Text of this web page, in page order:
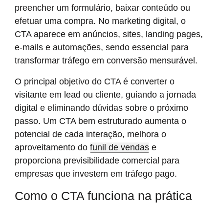
preencher um formulário, baixar conteúdo ou
efetuar uma compra. No marketing digital, o
CTA aparece em anúncios, sites, landing pages,
e-mails e automações, sendo essencial para
transformar tráfego em conversão mensurável.
O principal objetivo do CTA é converter o
visitante em lead ou cliente, guiando a jornada
digital e eliminando dúvidas sobre o próximo
passo. Um CTA bem estruturado aumenta o
potencial de cada interação, melhora o
aproveitamento do funil de vendas e
proporciona previsibilidade comercial para
empresas que investem em tráfego pago.
Como o CTA funciona na prática